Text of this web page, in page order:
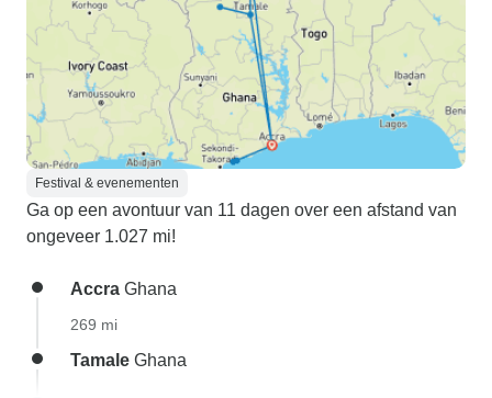
Festival & evenementen
Ga op een avontuur van 11 dagen over een afstand van
ongeveer 1.027 mi!
Accra Ghana
269 mi
Tamale Ghana